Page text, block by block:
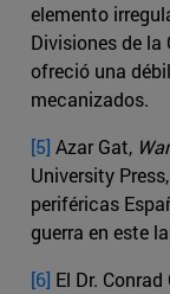
elemento
Divisiones de la
ofreció una
mecanizados.
[5] Azar Gat,
University
periféricas
guerra en este
[6] El Dr.